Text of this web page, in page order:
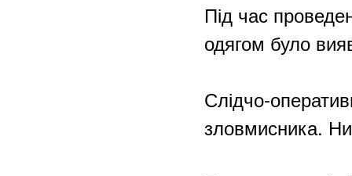
Під час
одягом було
Слідчо-
зловмисника.